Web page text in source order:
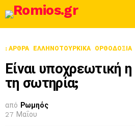
: ΆΡΘΡΑ ΕΛΛΗΝΟΤΟΥΡΚΙΚΆ ΟΡΘΟΔΟΞΊΑ
Είναι υποχρεωτική
τη σωτηρία;
από Ρωμηός
27 Μαΐου